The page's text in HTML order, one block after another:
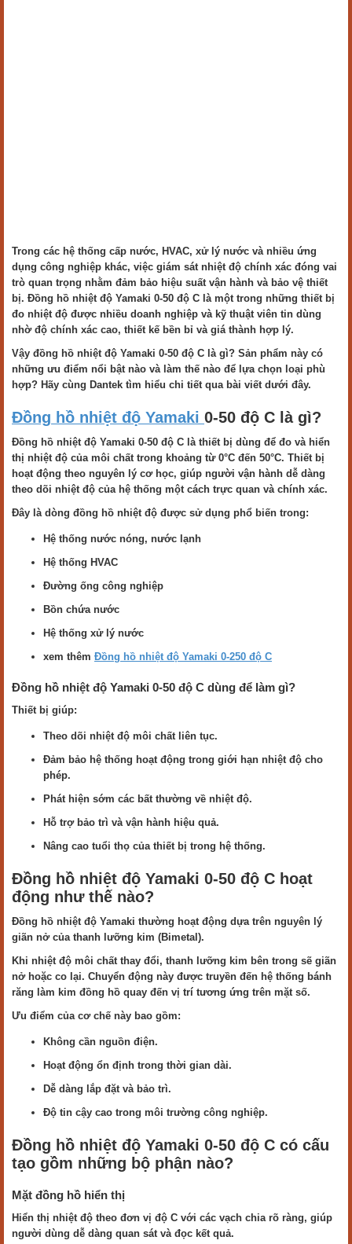
Trong các hệ thống cấp nước, HVAC, xử lý nước và nhiều ứng
dụng công nghiệp khác, việc giám sát nhiệt độ chính xác đóng vai
trò quan trọng nhằm đảm bảo hiệu suất vận hành và bảo vệ thiết
bị. Đồng hồ nhiệt độ Yamaki 0-50 độ C là một trong những thiết bị
đo nhiệt độ được nhiều doanh nghiệp và kỹ thuật viên tin dùng
nhờ độ chính xác cao, thiết kế bền bỉ và giá thành hợp lý.
Vậy đồng hồ nhiệt độ Yamaki 0-50 độ C là gì? Sản phẩm này có
những ưu điểm nổi bật nào và làm thế nào để lựa chọn loại phù
hợp? Hãy cùng Dantek tìm hiểu chi tiết qua bài viết dưới đây.
Đồng hồ nhiệt độ Yamaki 0-50 độ C là gì?
Đồng hồ nhiệt độ Yamaki 0-50 độ C là thiết bị dùng để đo và hiển
thị nhiệt độ của môi chất trong khoảng từ 0°C đến 50°C. Thiết bị
hoạt động theo nguyên lý cơ học, giúp người vận hành dễ dàng
theo dõi nhiệt độ của hệ thống một cách trực quan và chính xác.
Đây là dòng đồng hồ nhiệt độ được sử dụng phổ biến trong:
Hệ thống nước nóng, nước lạnh
Hệ thống HVAC
Đường ống công nghiệp
Bồn chứa nước
Hệ thống xử lý nước
xem thêm Đồng hồ nhiệt độ Yamaki 0-250 độ C
Đồng hồ nhiệt độ Yamaki 0-50 độ C dùng để làm gì?
Thiết bị giúp:
Theo dõi nhiệt độ môi chất liên tục.
Đảm bảo hệ thống hoạt động trong giới hạn nhiệt độ cho
phép.
Phát hiện sớm các bất thường về nhiệt độ.
Hỗ trợ bảo trì và vận hành hiệu quả.
Nâng cao tuổi thọ của thiết bị trong hệ thống.
Đồng hồ nhiệt độ Yamaki 0-50 độ C hoạt
động như thế nào?
Đồng hồ nhiệt độ Yamaki thường hoạt động dựa trên nguyên lý
giãn nở của thanh lưỡng kim (Bimetal).
Khi nhiệt độ môi chất thay đổi, thanh lưỡng kim bên trong sẽ giãn
nở hoặc co lại. Chuyển động này được truyền đến hệ thống bánh
răng làm kim đồng hồ quay đến vị trí tương ứng trên mặt số.
Ưu điểm của cơ chế này bao gồm:
Không cần nguồn điện.
Hoạt động ổn định trong thời gian dài.
Dễ dàng lắp đặt và bảo trì.
Độ tin cậy cao trong môi trường công nghiệp.
Đồng hồ nhiệt độ Yamaki 0-50 độ C có cấu
tạo gồm những bộ phận nào?
Mặt đồng hồ hiển thị
Hiển thị nhiệt độ theo đơn vị độ C với các vạch chia rõ ràng, giúp
người dùng dễ dàng quan sát và đọc kết quả.